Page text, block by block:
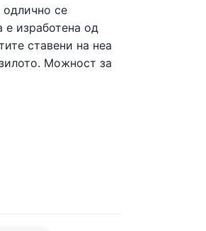
одлично се
е изработена од
ставени на неа
Можност за